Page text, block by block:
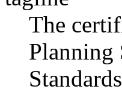
The
Planning